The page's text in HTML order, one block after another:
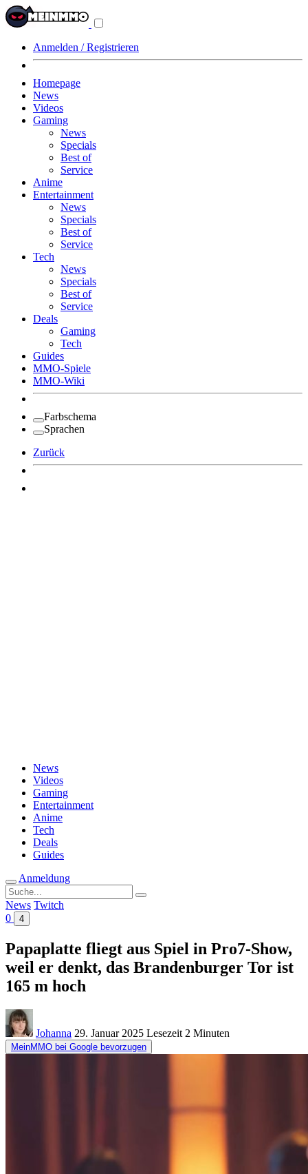
Anmelden / Registrieren
Homepage
News
Videos
Gaming
News
Specials
Best of
Service
Anime
Entertainment
News
Specials
Best of
Service
Tech
News
Specials
Best of
Service
Deals
Gaming
Tech
Guides
MMO-Spiele
MMO-Wiki
Farbschema
Sprachen
Zurück
News
Videos
Gaming
Entertainment
Anime
Tech
Deals
Guides
Anmeldung
Suche
nach:
News Twitch
0
4
Papaplatte fliegt aus Spiel in Pro7-Show,
weil er denkt, das Brandenburger Tor ist
165 m hoch
Johanna 29. Januar 2025 Lesezeit 2 Minuten
MeinMMO bei Google bevorzugen